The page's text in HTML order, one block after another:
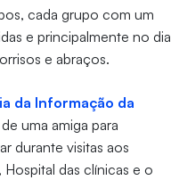
cada grupo com um
e principalmente no dia
e abraços.
da Informação da
uma amiga para
durante visitas aos
das clínicas e o